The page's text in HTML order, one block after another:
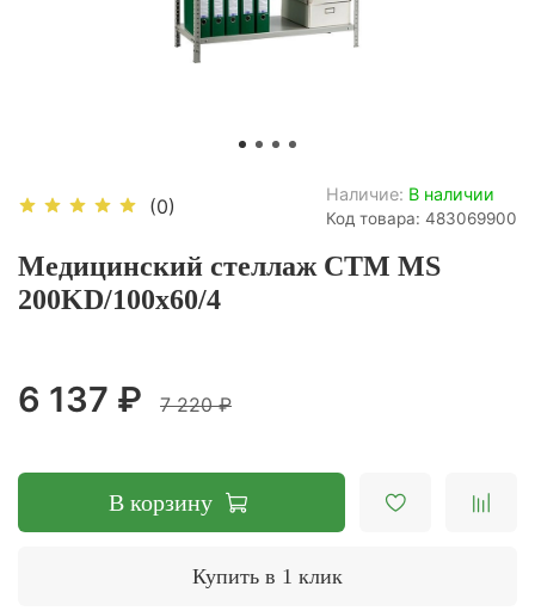
(0)
Наличие: В наличии
Код товара: 483069900
Медицинский стеллаж СТМ MS
200KD/100х60/4
6 137 ₽ 7 220 ₽
В корзину
Купить в 1 клик